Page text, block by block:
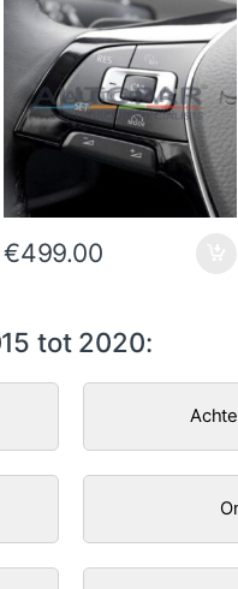
€499.00
tot 2020: